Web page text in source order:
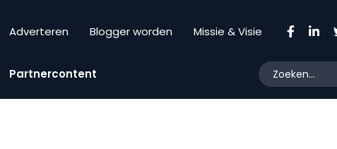
Adverteren Blogger worden Missie & Visie
Partnercontent